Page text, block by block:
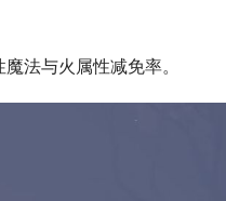
法与火属性减免率。